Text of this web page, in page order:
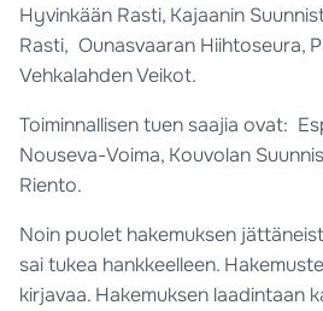
Hyvinkään Rasti, Kajaanin
Rasti, Ounasvaaran Hiihtoseura,
Vehkalahden Veikot.
Toiminnallisen tuen saajia ovat:
Nouseva-Voima, Kouvolan
Riento.
Noin puolet hakemuksen
sai tukea hankkeelleen.
kirjavaa. Hakemuksen laadintaan